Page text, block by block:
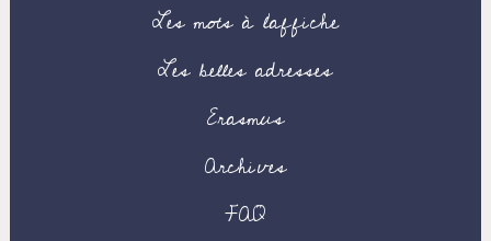
Les mots à l’affiche
Les belles adresses
Erasmus
Archives
FAQ